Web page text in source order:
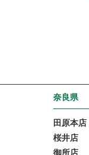
奈良県
田原本店
桜井店
御所店